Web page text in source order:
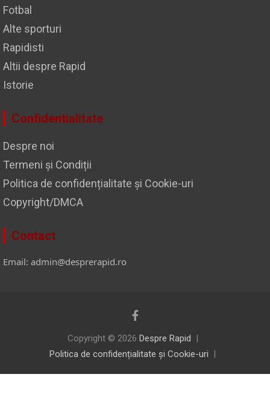
Fotbal
Alte sporturi
Rapidisti
Altii despre Rapid
Istorie
Confidentialitate
Despre noi
Termeni și Condiții
Politica de confidențialitate și Cookie-uri
Copyright/DMCA
Contact
Email: admin@desprerapid.ro
Copyright © 2026 Despre Rapid
Politica de confidențialitate și Cookie-uri